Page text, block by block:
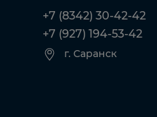
+7 (8342) 30-42-42
+7 (927) 194-53-42
г. Саранск